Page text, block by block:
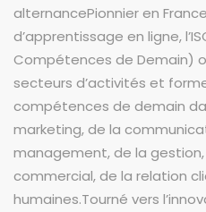
alternancePionnier en
d’apprentissage en ligne,
Compétences de Demain)
secteurs d’activités et
compétences de demain
marketing, de la
management, de la
commercial, de la relation
humaines.Tourné vers